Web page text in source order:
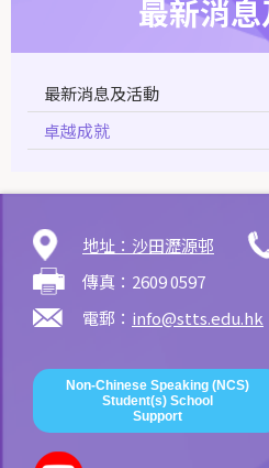
最新消
最新消息及活動
卓越成就
地址：沙田瀝源邨
傳真：2609 0597
電郵： info@stts.edu.hk
Non-Chinese Speaking (NCS)
Student(s) School
Support